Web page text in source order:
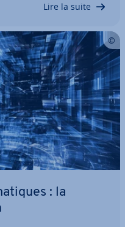
Lire la suite
: la